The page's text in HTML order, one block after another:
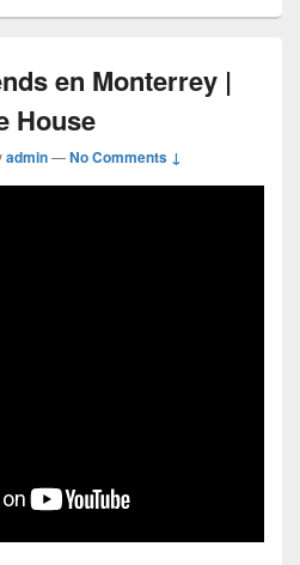
en Monterrey |
House
admin—No Comments ↓